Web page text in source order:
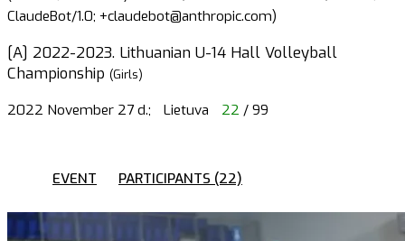
ClaudeBot/1.0; +claudebot@anthropic.com)
[A] 2022-2023. Lithuanian U-14 Hall Volleyball
Championship (Girls)
2022 November 27 d.; Lietuva 22 / 99
EVENT PARTICIPANTS (22)